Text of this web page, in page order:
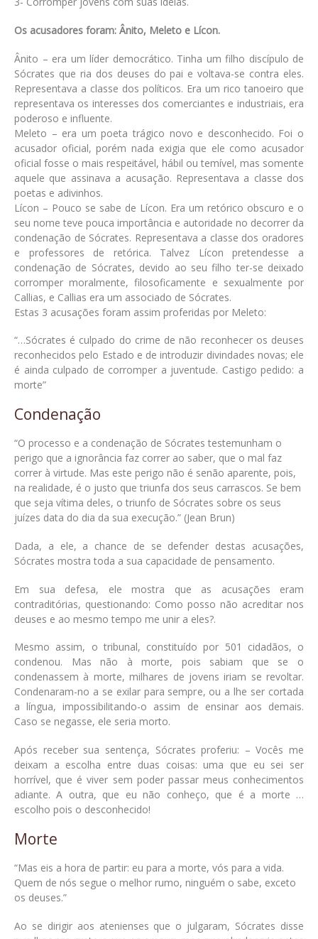
Os acusadores foram: Ânito, Meleto e Lícon.
Ânito – era um líder democrático. Tinha um filho discípulo de
Sócrates que ria dos deuses do pai e voltava-se contra eles.
Representava a classe dos políticos. Era um rico tanoeiro que
representava os interesses dos comerciantes e industriais, era
poderoso e influente.
Meleto – era um poeta trágico novo e desconhecido. Foi o
acusador oficial, porém nada exigia que ele como acusador
oficial fosse o mais respeitável, hábil ou temível, mas somente
aquele que assinava a acusação. Representava a classe dos
poetas e adivinhos.
Lícon – Pouco se sabe de Lícon. Era um retórico obscuro e o
seu nome teve pouca importância e autoridade no decorrer da
condenação de Sócrates. Representava a classe dos oradores
e professores de retórica. Talvez Lícon pretendesse a
condenação de Sócrates, devido ao seu filho ter-se deixado
corromper moralmente, filosoficamente e sexualmente por
Callias, e Callias era um associado de Sócrates.
Estas 3 acusações foram assim proferidas por Meleto:
“…Sócrates é culpado do crime de não reconhecer os deuses
reconhecidos pelo Estado e de introduzir divindades novas; ele
é ainda culpado de corromper a juventude. Castigo pedido: a
morte”
Condenação
“O processo e a condenação de Sócrates testemunham o
perigo que a ignorância faz correr ao saber, que o mal faz
correr à virtude. Mas este perigo não é senão aparente, pois,
na realidade, é o justo que triunfa dos seus carrascos. Se bem
que seja vítima deles, o triunfo de Sócrates sobre os seus
juízes data do dia da sua execução.” (Jean Brun)
Dada, a ele, a chance de se defender destas acusações,
Sócrates mostra toda a sua capacidade de pensamento.
Em sua defesa, ele mostra que as acusações eram
contraditórias, questionando: Como posso não acreditar nos
deuses e ao mesmo tempo me unir a eles?.
Mesmo assim, o tribunal, constituído por 501 cidadãos, o
condenou. Mas não à morte, pois sabiam que se o
condenassem à morte, milhares de jovens iriam se revoltar.
Condenaram-no a se exilar para sempre, ou a lhe ser cortada
a língua, impossibilitando-o assim de ensinar aos demais.
Caso se negasse, ele seria morto.
Após receber sua sentença, Sócrates proferiu: – Vocês me
deixam a escolha entre duas coisas: uma que eu sei ser
horrível, que é viver sem poder passar meus conhecimentos
adiante. A outra, que eu não conheço, que é a morte …
escolho pois o desconhecido!
Morte
“Mas eis a hora de partir: eu para a morte, vós para a vida.
Quem de nós segue o melhor rumo, ninguém o sabe, exceto
os deuses.”
Ao se dirigir aos atenienses que o julgaram, Sócrates disse